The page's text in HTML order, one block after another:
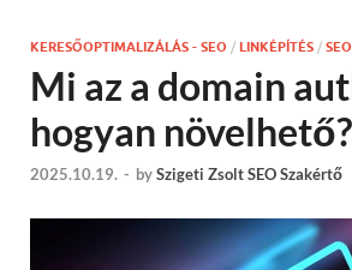
KERESŐOPTIMALIZÁLÁS - SEO / LINKÉPÍTÉS /
Mi az a domain
hogyan növelhető?
2025.10.19. - bySzigeti Zsolt SEO Szakértő